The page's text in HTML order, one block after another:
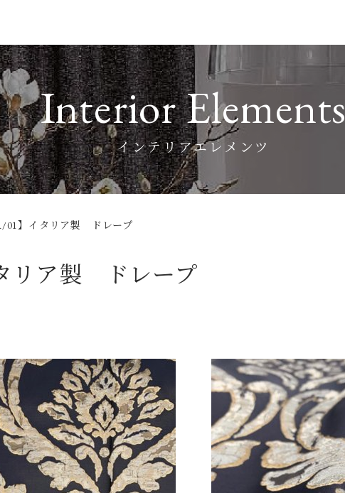
Interior Elements
インテリアエレメンツ
01】イタリア製 ドレープ
リア製 ドレープ